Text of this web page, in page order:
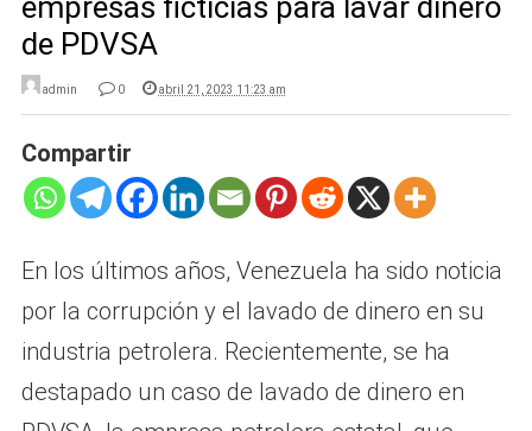
de PDVSA
admin 0 abril 21, 2023 11:23 am
Compartir
En los últimos años, Venezuela ha sido noticia
por la corrupción y el lavado de dinero en su
industria petrolera. Recientemente, se ha
destapado un caso de lavado de dinero en